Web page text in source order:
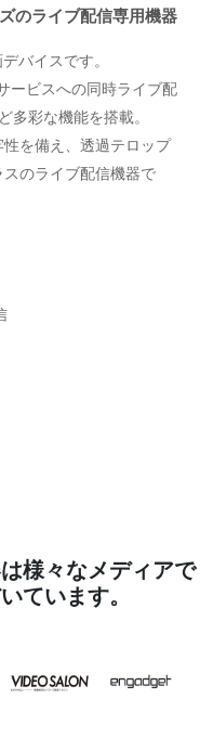
のライブ配信専用機器
バイスです。
ービスへの同時ライブ配
多彩な機能を搭載。
を備え、透過テロップ
のライブ配信機器で
様々なメディアで
ています。